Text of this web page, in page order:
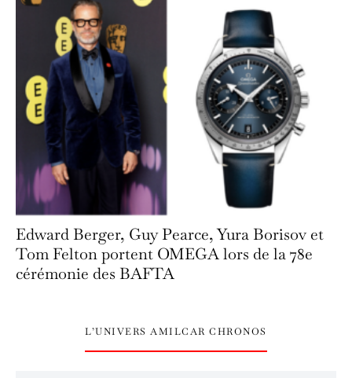
Edward Berger, Guy Pearce, Yura Borisov et
Tom Felton portent OMEGA lors de la 78e
cérémonie des BAFTA
L’UNIVERS AMILCAR CHRONOS